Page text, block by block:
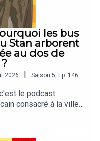
les bus
Stan arborent
au dos de
2026 | Saison 5, Ep. 146
le podcast
consacré à la ville
sur elle.Un podcast
basé sur les
locale de Nancy.”